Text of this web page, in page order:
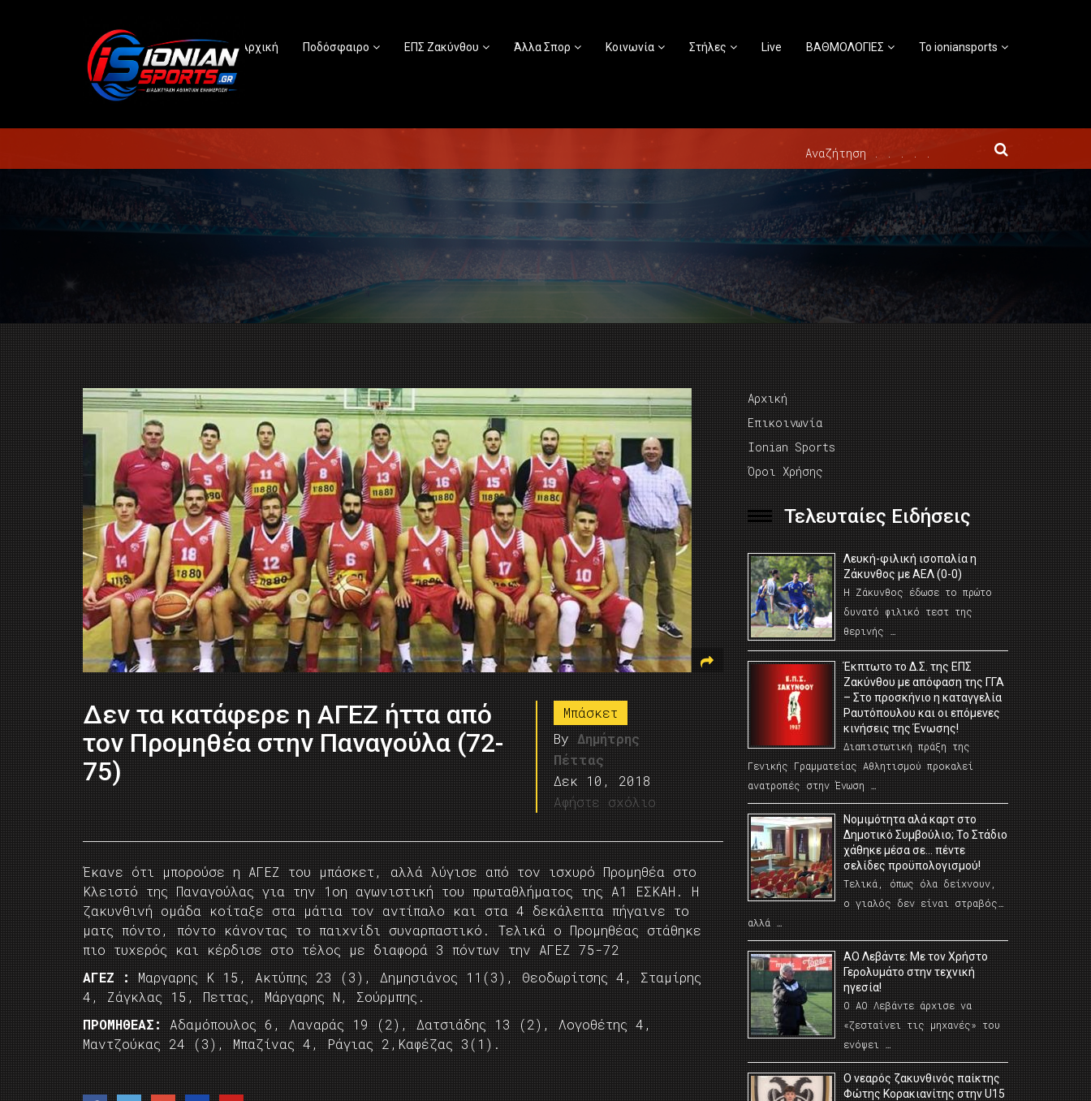
Αρχική Ποδόσφαιρο ΕΠΣ Ζακύνθου Άλλα Σπορ Κοινωνία Στήλες Live ΒΑΘΜΟΛΟΓΙΕΣ Το ioniansports
Δεν τα κατάφερε η ΑΓΕΖ ήττα από
τον Προμηθέα στην Παναγούλα (72-
75)
Μπάσκετ
By Δημήτρης
Πέττας
Δεκ 10, 2018
Αφήστε σχόλιο
Έκανε ότι μπορούσε η ΑΓΕΖ του μπάσκετ, αλλά λύγισε από τον ισχυρό Προμηθέα στο
Κλειστό της Παναγούλας για την 1οη αγωνιστική του πρωταθλήματος της Α1 ΕΣΚΑΗ. Η
ζακυνθινή ομάδα κοίταξε στα μάτια τον αντίπαλο και στα 4 δεκάλεπτα πήγαινε το
ματς πόντο, πόντο κάνοντας το παιχνίδι συναρπαστικό. Τελικά ο Προμηθέας στάθηκε
πιο τυχερός και κέρδισε στο τέλος με διαφορά 3 πόντων την ΑΓΕΖ 75-72
ΑΓΕΖ :
Μαργαρης Κ 15, Ακτύπης 23 (3), Δημησιάνος 11(3), Θεοδωρίτσης 4, Σταμίρης
4, Ζάγκλας 15, Πεττας, Μάργαρης Ν, Σούρμπης.
ΠΡΟΜΗΘΕΑΣ:
Αδαμόπουλος 6, Λαναράς 19 (2), Δατσιάδης 13 (2), Λογοθέτης 4,
Μαντζούκας 24 (3), Μπαζίνας 4, Ράγιας 2,Καφέζας 3(1).
Αρχική
Επικοινωνία
Ionian Sports
Όροι Χρήσης
Τελευταίες Ειδήσεις
Λευκή-φιλική ισοπαλία η
Ζάκυνθος με ΑΕΛ (0-0)
Η Ζάκυνθος έδωσε το πρώτο
δυνατό φιλικό τεστ της
θερινής …
Έκπτωτο το Δ.Σ. της ΕΠΣ
Ζακύνθου με απόφαση της ΓΓΑ
– Στο προσκήνιο η καταγγελία
Ραυτόπουλου και οι επόμενες
κινήσεις της Ένωσης!
Διαπιστωτική πράξη της
Γενικής Γραμματείας Αθλητισμού προκαλεί
ανατροπές στην Ένωση …
Νομιμότητα αλά καρτ στο
Δημοτικό Συμβούλιο; Το Στάδιο
χάθηκε μέσα σε… πέντε
σελίδες προϋπολογισμού!
Τελικά, όπως όλα δείχνουν,
ο γιαλός δεν είναι στραβός…
αλλά …
ΑΟ Λεβάντε: Με τον Χρήστο
Γερολυμάτο στην τεχνική
ηγεσία!
Ο ΑΟ Λεβάντε άρχισε να
«ζεσταίνει τις μηχανές» του
ενόψει …
O νεαρός ζακυνθινός παίκτης
Φώτης Κορακιανίτης στην U15